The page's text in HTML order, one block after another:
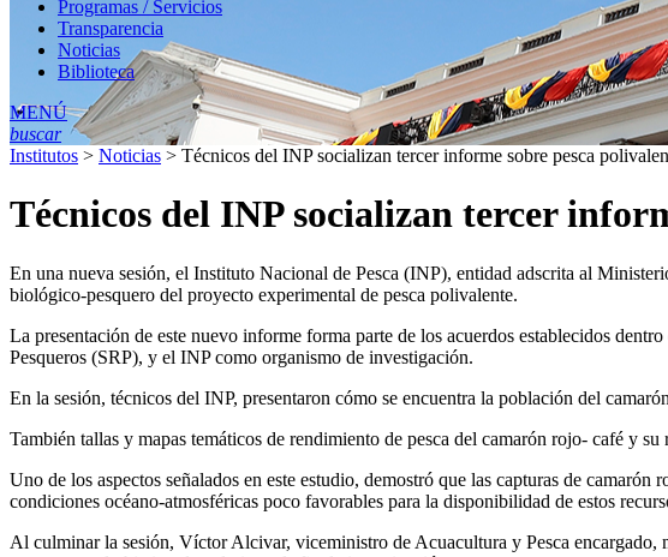
Programas / Servicios
Transparencia
Noticias
Biblioteca
MENÚ
buscar
Institutos > Noticias > Técnicos del INP socializan tercer informe sobre pesca
Técnicos del INP socializan tercer
En una nueva sesión, el Instituto Nacional de Pesca (INP), entidad adscrita al
biológico-pesquero del proyecto experimental de pesca polivalente.
La presentación de este nuevo informe forma parte de los acuerdos establecidos
Pesqueros (SRP), y el INP como organismo de investigación.
En la sesión, técnicos del INP, presentaron cómo se encuentra la población del
También tallas y mapas temáticos de rendimiento de pesca del camarón rojo- café y
Uno de los aspectos señalados en este estudio, demostró que las capturas de
condiciones océano-atmosféricas poco favorables para la disponibilidad de estos
Al culminar la sesión, Víctor Alcivar, viceministro de Acuacultura y Pesca encargado,